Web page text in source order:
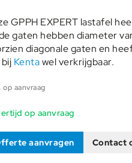
GPPH EXPERT lastafel
gaten hebben diameter
diagonale gaten en
Kentawel verkrijgbaar.
op aanvraag
op aanvraag
aanvragen Contact